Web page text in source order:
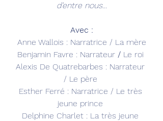
d’entre nous...
Avec :
Anne Wallois : Narratrice / La mère
Benjamin Favre : Narrateur / Le roi
Alexis De Quatrebarbes : Narrateur
/ Le père
Esther Ferré : Narratrice / Le très
jeune prince
Delphine Charlet : La très jeune